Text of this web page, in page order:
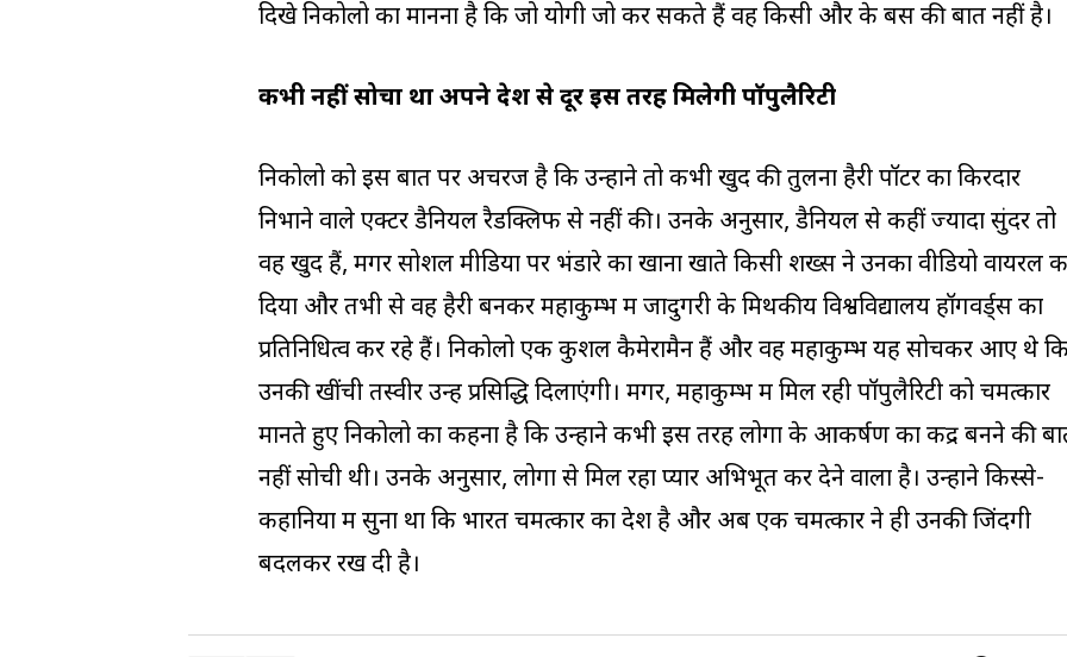
दिखे निकोलो का मानना है कि जो योगी जो कर सकते हैं वह किसी और के बस की बात नहीं है।
कभी नहीं सोचा था अपने देश से दूर इस तरह मिलेगी पॉपुलैरिटी
निकोलो को इस बात पर अचरज है कि उन्होंने तो कभी खुद की तुलना हैरी पॉटर का किरदार
निभाने वाले एक्टर डैनियल रैडक्लिफ से नहीं की। उनके अनुसार, डैनियल से कहीं ज्यादा सुंदर तो
वह खुद हैं, मगर सोशल मीडिया पर भंडारे का खाना खाते किसी शख्स ने उनका वीडियो वायरल
दिया और तभी से वह हैरी बनकर महाकुम्भ में जादुगरी के मिथकीय विश्वविद्यालय हॉगवर्ड्स का
प्रतिनिधित्व कर रहे हैं। निकोलो एक कुशल कैमेरामैन हैं और वह महाकुम्भ यह सोचकर आए थे
उनकी खींची तस्वीरें उन्हें प्रसिद्धि दिलाएंगी। मगर, महाकुम्भ में मिल रही पॉपुलैरिटी को चमत्कार
मानते हुए निकोलो का कहना है कि उन्होंने कभी इस तरह लोगों के आकर्षण का केंद्र बनने की
नहीं सोची थी। उनके अनुसार, लोगों से मिल रहा प्यार अभिभूत कर देने वाला है। उन्होंने किस्से-
कहानियों में सुना था कि भारत चमत्कार का देश है और अब एक चमत्कार ने ही उनकी जिंदगी
बदलकर रख दी है।